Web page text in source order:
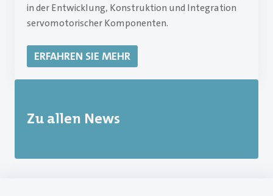
in der Entwicklung, Konstruktion und Integration
servomotorischer Komponenten.
ERFAHREN SIE MEHR
Zu allen News